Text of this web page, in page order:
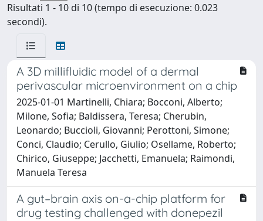
Risultati 1 - 10 di 10 (tempo di esecuzione: 0.023
secondi).
A 3D millifluidic model of a dermal
perivascular microenvironment on a chip
2025-01-01 Martinelli, Chiara; Bocconi, Alberto;
Milone, Sofia; Baldissera, Teresa; Cherubin,
Leonardo; Buccioli, Giovanni; Perottoni, Simone;
Conci, Claudio; Cerullo, Giulio; Osellame, Roberto;
Chirico, Giuseppe; Jacchetti, Emanuela; Raimondi,
Manuela Teresa
A gut–brain axis on-a-chip platform for
drug testing challenged with donepezil